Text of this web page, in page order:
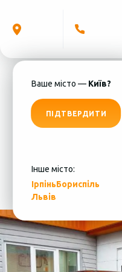
Ваше місто — Київ?
ПІДТВЕРДИТИ
Інше місто:
ІрпіньБориспіль
Львів
Opel
Lovato
Фотографії установки
Opel Corsa 1.2 2004 (4